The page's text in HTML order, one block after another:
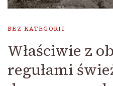
BEZ KATEGORII
Właściwie z
regułami